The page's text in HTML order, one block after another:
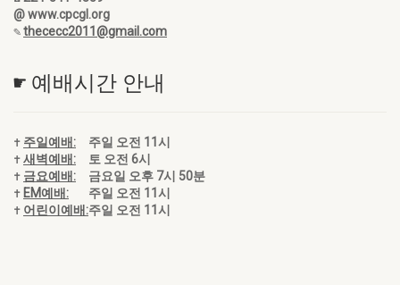
@ www.cpcgl.org
✎thececc2011@gmail.com
☛ 예배시간 안내
✝ 주일예배:
주일 오전 11시
✝새벽예배:
토 오전 6시
✝ 금요예배:
금요일 오후 7시 50분
✝ EM예배:
주일 오전 11시
✝ 어린이예배:주일 오전 11시